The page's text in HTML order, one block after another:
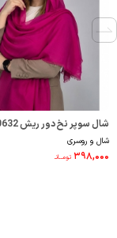
شال سوپر نخ دور ریش 35700632
شال و روسری
۳۹۸,۰۰۰ تومــانـ